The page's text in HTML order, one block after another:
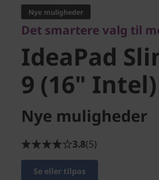
IdeaPad Slim
9 (16" Intel)
Nye muligheder
Det smartere valg til
IdeaPad
9 (16" Intel)
Nye muligheder
3.8(5)
Se eller tilpas